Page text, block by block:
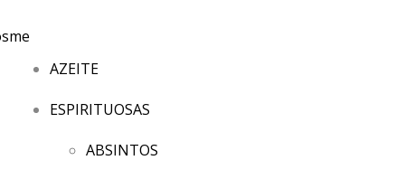
AZEITE
ESPIRITUOSAS
ABSINTOS